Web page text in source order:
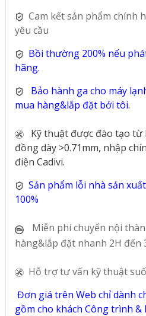
Cam kết sản phẩm chính
yêu cầu
Bồi thường 200% nếu
hãng.
Bảo hành ga cho máy
mua hàng&lắp đặt bởi tôi.
Kỹ thuật được đào tạo
đồng dày >0.71mm, nhập
điện Cadivi.
Sản phẩm lỗi nhà sản
100%
Miễn phí chuyển nội
hàng&lắp đặt nhanh 2H đến
Hỗ trợ tư vấn kỹ thuật
Đơn giá trên Web chỉ dành
gồm cho khách Công trình &